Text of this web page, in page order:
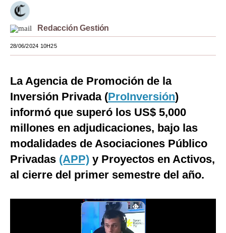
Viajes
Mundo
EEUU
España
Internacional
Redacción Gestión
28/06/2024 10H25
La Agencia de Promoción de la
Inversión Privada (ProInversión)
informó que superó los US$ 5,000
millones en adjudicaciones, bajo las
modalidades de Asociaciones Público
Privadas (APP) y Proyectos en Activos,
al cierre del primer semestre del año.